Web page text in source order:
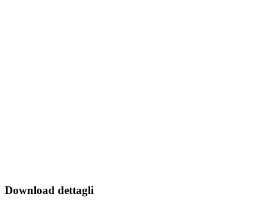
Download dettagli